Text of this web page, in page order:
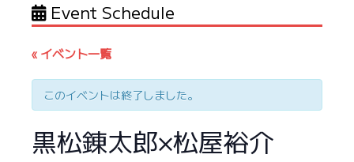
Event Schedule
« イベント一覧
このイベントは終了しました。
黒松錬太郎×松屋裕介